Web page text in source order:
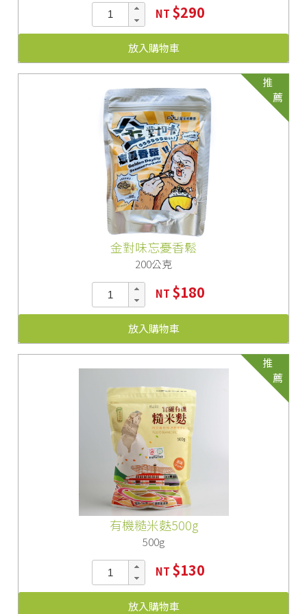
NT $290
放入購物車
推
薦
金對味忘憂香鬆
200公克
NT $180
放入購物車
推
薦
有機糙米麩500g
500g
NT $130
放入購物車